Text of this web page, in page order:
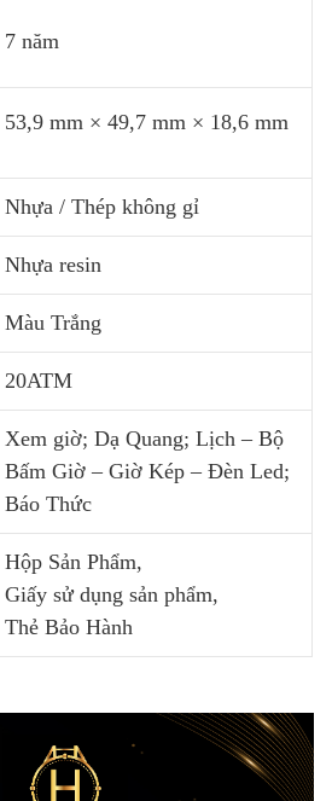
7 năm
53,9 mm × 49,7 mm × 18,6 mm
Nhựa / Thép không gỉ
Nhựa resin
Màu Trắng
20ATM
Xem giờ; Dạ Quang; Lịch – Bộ
Bấm Giờ – Giờ Kép – Đèn Led;
Báo Thức
Hộp Sản Phẩm,
Giấy sử dụng sản phẩm,
Thẻ Bảo Hành